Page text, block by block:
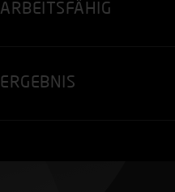
ARBEITSFÄHIG
ERGEBNIS